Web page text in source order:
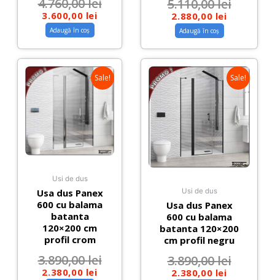
4.760,00lei
3.600,00 lei
Adaugă în coș
5.110,00lei
2.880,00 lei
Adaugă în coș
Sale!
Usi de dus
Usa dus Panex
600 cu balama
batanta
120×200 cm
profil crom
3.890,00lei
2.380,00 lei
Sale!
Usi de dus
Usa dus Panex
600 cu balama
batanta 120×200
cm profil negru
3.890,00lei
2.380,00 lei